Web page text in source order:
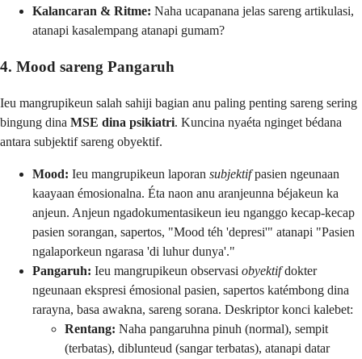
Kalancaran & Ritme: Naha ucapanana jelas sareng artikulasi,
atanapi kasalempang atanapi gumam?
4. Mood sareng Pangaruh
Ieu mangrupikeun salah sahiji bagian anu paling penting sareng sering
bingung dina MSE dina psikiatri. Kuncina nyaéta nginget bédana
antara subjektif sareng obyektif.
Mood: Ieu mangrupikeun laporan subjektifpasien ngeunaan
kaayaan émosionalna. Éta naon anu aranjeunna béjakeun ka
anjeun. Anjeun ngadokumentasikeun ieu nganggo kecap-kecap
pasien sorangan, sapertos, "Mood téh 'depresi'" atanapi "Pasien
ngalaporkeun ngarasa 'di luhur dunya'."
Pangaruh: Ieu mangrupikeun observasi obyektifdokter
ngeunaan ekspresi émosional pasien, sapertos katémbong dina
rarayna, basa awakna, sareng sorana. Deskriptor konci kalebet:
Rentang: Naha pangaruhna pinuh (normal), sempit
(terbatas), diblunteud (sangar terbatas), atanapi datar